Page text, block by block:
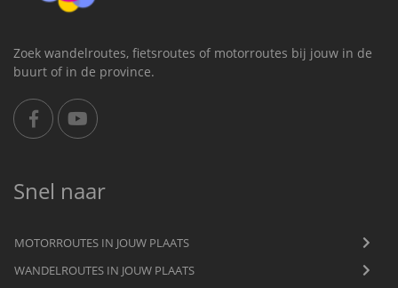
Zoek wandelroutes, fietsroutes of motorroutes bij jouw in de
buurt of in de province.
Snel naar
MOTORROUTES IN JOUW PLAATS
WANDELROUTES IN JOUW PLAATS